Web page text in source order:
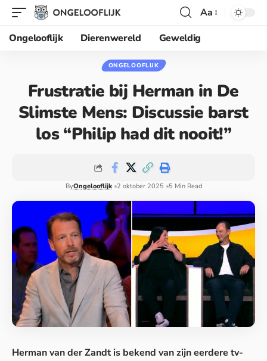
Aa
Ongelooflijk
Dierenwereld Geweldig
ONGELOOFLIJK
Frustratie bij Herman in De
Slimste Mens: Discussie barst
los “Philip had dit nooit!”
ByOngelooflijk 2 oktober 2025 5 Min Read
Herman van der Zandt is bekend van zijn eerdere tv-